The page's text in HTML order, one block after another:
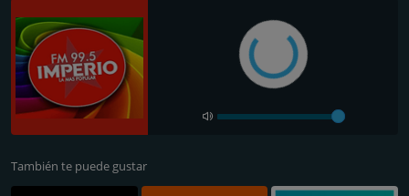
También te puede gustar